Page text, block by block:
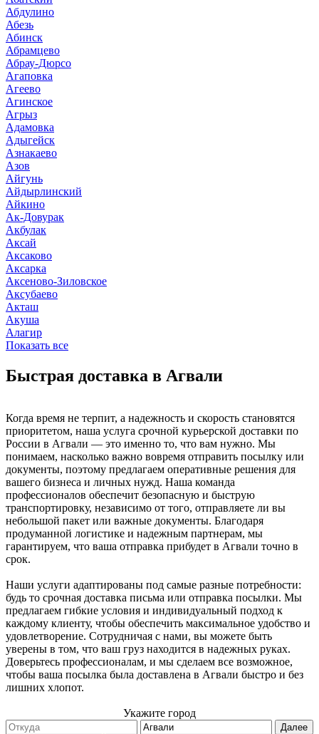
Абдулино
Абезь
Абинск
Абрамцево
Абрау-Дюрсо
Агаповка
Агеево
Агинское
Агрыз
Адамовка
Адыгейск
Азнакаево
Азов
Айгунь
Айдырлинский
Айкино
Ак-Довурак
Акбулак
Аксай
Аксаково
Аксарка
Аксеново-Зиловское
Аксубаево
Акташ
Акуша
Алагир
Показать все
Быстрая доставка в Агвали
Когда время не терпит, а надежность и скорость становятся
приоритетом, наша услуга срочной курьерской доставки по
России в Агвали — это именно то, что вам нужно. Мы
понимаем, насколько важно вовремя отправить посылку или
документы, поэтому предлагаем оперативные решения для
вашего бизнеса и личных нужд. Наша команда
профессионалов обеспечит безопасную и быструю
транспортировку, независимо от того, отправляете ли вы
небольшой пакет или важные документы. Благодаря
продуманной логистике и надежным партнерам, мы
гарантируем, что ваша отправка прибудет в Агвали точно в
срок.
Наши услуги адаптированы под самые разные потребности:
будь то срочная доставка письма или отправка посылки. Мы
предлагаем гибкие условия и индивидуальный подход к
каждому клиенту, чтобы обеспечить максимальное удобство и
удовлетворение. Сотрудничая с нами, вы можете быть
уверены в том, что ваш груз находится в надежных руках.
Доверьтесь профессионалам, и мы сделаем все возможное,
чтобы ваша посылка была доставлена в Агвали быстро и без
лишних хлопот.
Укажите город
Далее